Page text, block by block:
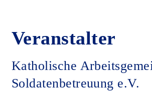
Veranstalter
Katholische
Soldatenbetreuung e.V.